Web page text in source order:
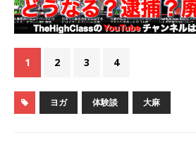
1 2 3 4
ヨガ 体験談 大麻